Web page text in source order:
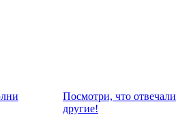
Посмотри, что отвeчали
другие!